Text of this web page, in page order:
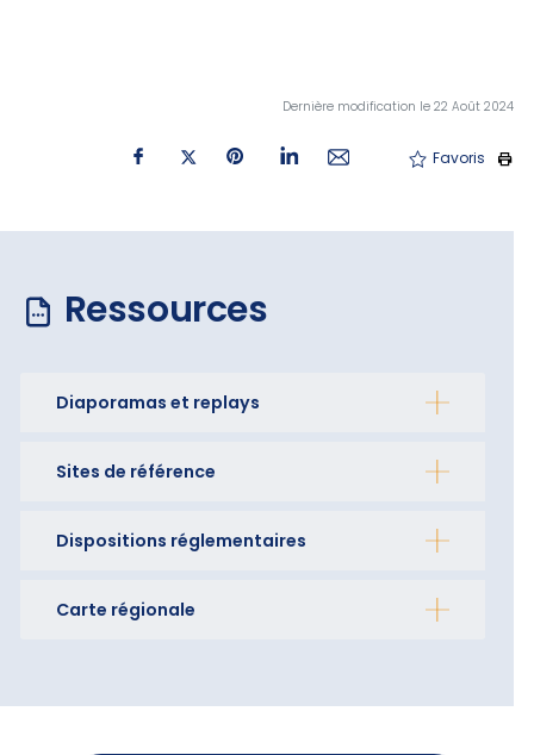
Dernière modification le 22 Août 2024
Favoris
Ressources
Diaporamas et replays
Sites de référence
Dispositions réglementaires
Carte régionale